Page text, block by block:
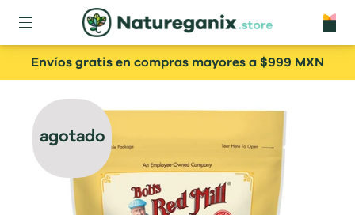
Envíos gratis en compras mayores a $999 MXN
agotado